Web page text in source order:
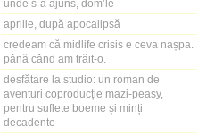
unde s-a ajuns, dom’le
aprilie, după apocalipsă
credeam că midlife crisis e ceva nașpa.
până când am trăit-o.
desfătare la studio: un roman de
aventuri coproducție mazi-peasy,
pentru suflete boeme și minți
decadente